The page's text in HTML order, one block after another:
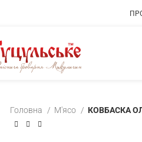
Головна
М'ясо КОВБАСКА